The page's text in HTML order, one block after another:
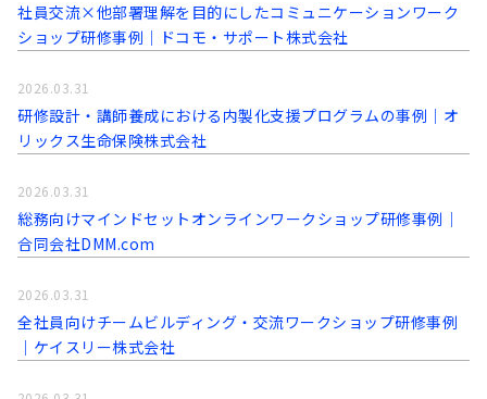
社員交流×他部署理解を目的にしたコミュニケーションワーク
ショップ研修事例│ドコモ・サポート株式会社
研修設計・講師養成における内製化支援プログラムの事例│オ
リックス生命保険株式会社
2026.03.31
総務向けマインドセットオンラインワークショップ研修事例│
合同会社DMM.com
2026.03.31
全社員向けチームビルディング・交流ワークショップ研修事例
│ケイスリー株式会社
2026.03.31